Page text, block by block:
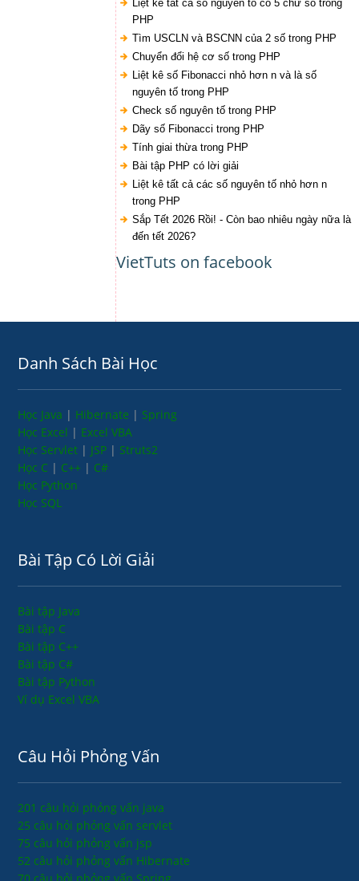
Liệt kê tất cả số nguyên tố có 5 chữ số trong
PHP
Tìm USCLN và BSCNN của 2 số trong PHP
Chuyển đổi hệ cơ số trong PHP
Liệt kê số Fibonacci nhỏ hơn n và là số
nguyên tố trong PHP
Check số nguyên tố trong PHP
Dãy số Fibonacci trong PHP
Tính giai thừa trong PHP
Bài tập PHP có lời giải
Liệt kê tất cả các số nguyên tố nhỏ hơn n
trong PHP
Sắp Tết 2026 Rồi! - Còn bao nhiêu ngày nữa là
đến tết 2026?
VietTuts on facebook
Danh Sách Bài Học
Học Java | Hibernate | Spring
Học Excel | Excel VBA
Học Servlet | JSP | Struts2
Học C | C++ | C#
Học Python
Học SQL
Bài Tập Có Lời Giải
Bài tập Java
Bài tập C
Bài tập C++
Bài tập C#
Bài tập Python
Ví dụ Excel VBA
Câu Hỏi Phỏng Vấn
201 câu hỏi phỏng vấn java
25 câu hỏi phỏng vấn servlet
75 câu hỏi phỏng vấn jsp
52 câu hỏi phỏng vấn Hibernate